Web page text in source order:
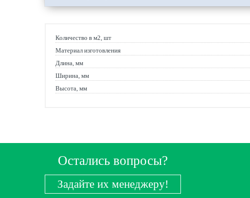
Количество в м2, шт
Материал изготовления
Длина, мм
Ширина, мм
Высота, мм
Остались вопросы?
Задайте их менеджеру!